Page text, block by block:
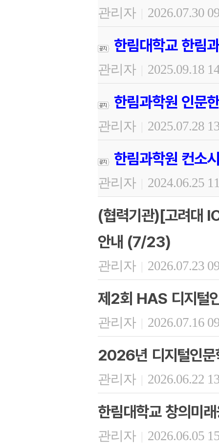
관리자 | 2026.07.30
한림대학교 한림
관리자 | 2025.09.18
한림과학원 인문
관리자 | 2025.07.28
한림과학원 컨소
관리자 | 2024.06.25
(협력기관)[고려대
안내 (7/23)
관리자 | 2026.07.23
제2회 HAS 디지털
관리자 | 2026.07.16
2026년 디지털인문
관리자 | 2026.06.22
한림대학교 창의미
관리자 | 2026.06.05